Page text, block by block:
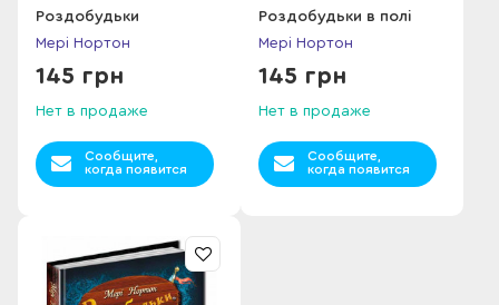
Роздобудьки
Мері Нортон
145 грн
Нет в продаже
Сообщите,
когда появится
Роздобудьки в полі
Мері Нортон
145 грн
Нет в продаже
Сообщите,
когда появится